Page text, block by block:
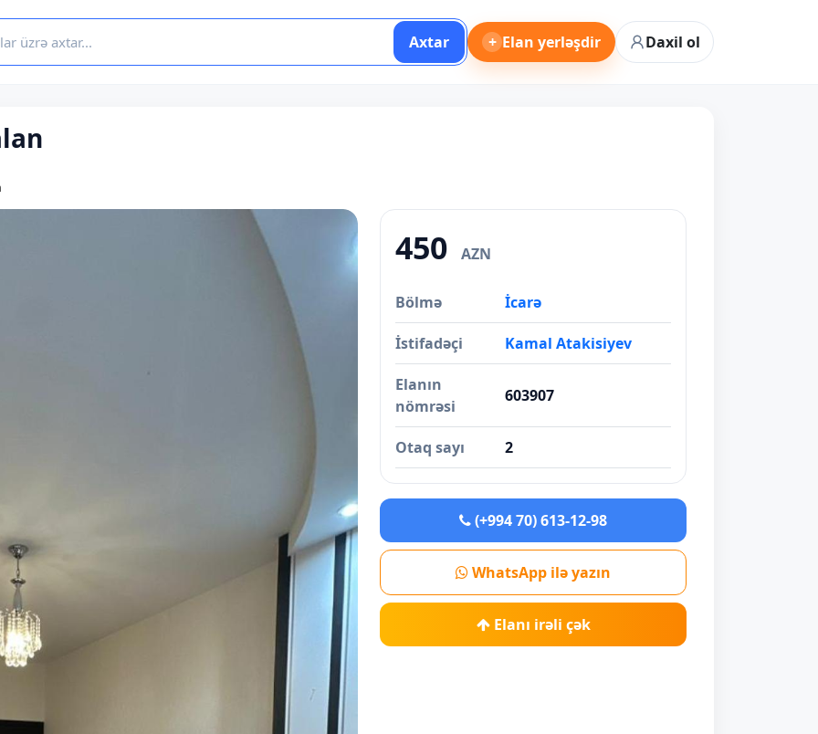
Axtar + Elan yerləşdir Daxil ol
450 AZN
Bölmə İcarə
İstifadəçi Kamal Atakisiyev
Elanın
nömrəsi
603907
Otaq sayı 2
(+994 70) 613-12-98
WhatsApp ilə yazın
Elanı irəli çək